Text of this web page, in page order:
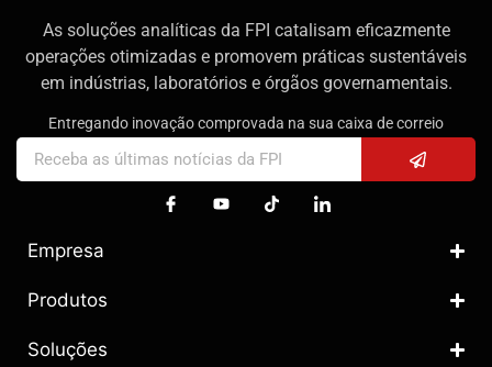
As soluções analíticas da FPI catalisam eficazmente
operações otimizadas e promovem práticas sustentáveis
em indústrias, laboratórios e órgãos governamentais.
Entregando inovação comprovada na sua caixa de correio
Empresa
Produtos
Soluções